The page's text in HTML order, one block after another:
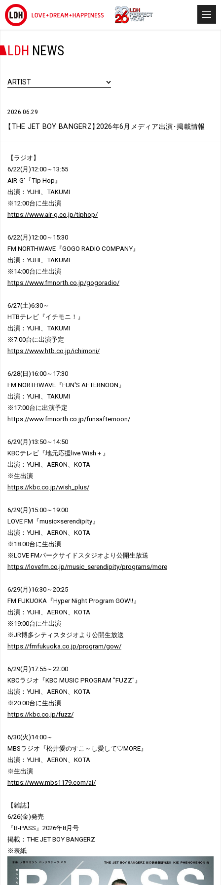
LDH NEWS
ARTIST
2026.06.29
【THE JET BOY BANGERZ】2026年6月メディア出演・掲載情報
【ラジオ】
6/22(月)12:00～13:55
AIR-G'『Tip Hop』
出演：YUHI、TAKUMI
※12:00台に生出演
https://www.air-g.co.jp/tiphop/
6/22(月)12:00～15:30
FM NORTHWAVE『GOGO RADIO COMPANY』
出演：YUHI、TAKUMI
※14:00台に生出演
https://www.fmnorth.co.jp/gogoradio/
6/27(土)6:30～
HTBテレビ『イチモニ！』
出演：YUHI、TAKUMI
※7:00台に出演予定
https://www.htb.co.jp/ichimoni/
6/28(日)16:00～17:30
FM NORTHWAVE『FUN'S AFTERNOON』
出演：YUHI、TAKUMI
※17:00台に出演予定
https://www.fmnorth.co.jp/funsafternoon/
6/29(月)13:50～14:50
KBCテレビ『地元応援live Wish＋』
出演：YUHI、AERON、KOTA
※生出演
https://kbc.co.jp/wish_plus/
6/29(月)15:00～19:00
LOVE FM『music×serendipity』
出演：YUHI、AERON、KOTA
※18:00台に生出演
※LOVE FMパークサイドスタジオより公開生放送
https://lovefm.co.jp/music_serendipity/programs/more
6/29(月)16:30～20:25
FM FUKUOKA『Hyper Night Program GOW!!』
出演：YUHI、AERON、KOTA
※19:00台に生出演
※JR博多シティスタジオより公開生放送
https://fmfukuoka.co.jp/program/gow/
6/29(月)17:55～22:00
KBCラジオ『KBC MUSIC PROGRAM "FUZZ"』
出演：YUHI、AERON、KOTA
※20:00台に生出演
https://kbc.co.jp/fuzz/
6/30(火)14:00～
MBSラジオ『松井愛のすこ～し愛して♡MORE』
出演：YUHI、AERON、KOTA
※生出演
https://www.mbs1179.com/ai/
【雑誌】
6/26(金)発売
『B-PASS』2026年8月号
掲載：THE JET BOY BANGERZ
※表紙